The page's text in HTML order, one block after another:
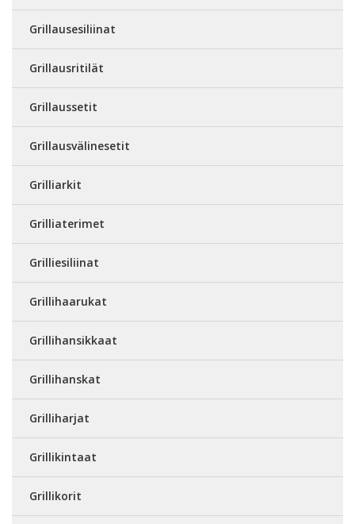
Grillausesiliinat
Grillausritilät
Grillaussetit
Grillausvälinesetit
Grilliarkit
Grilliaterimet
Grilliesiliinat
Grillihaarukat
Grillihansikkaat
Grillihanskat
Grilliharjat
Grillikintaat
Grillikorit